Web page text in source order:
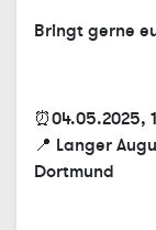
Bringt gerne
⏰04.05.2025,
📍 Langer
Dortmund